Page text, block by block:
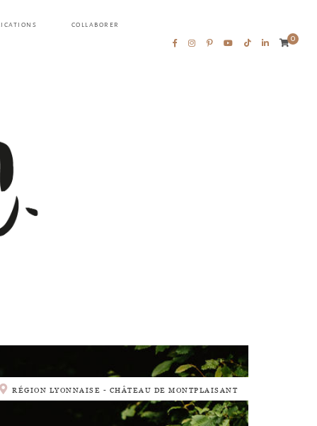
COLLABORER
0
RÉGION LYONNAISE - CHÂTEAU DE MONTPLAISANT